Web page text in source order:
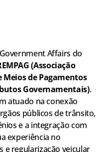
Affairs do
(Associação
Meios de Pagamentos
Governamentais).
atuado na conexão
públicos de trânsito,
e a integração com
experiência no
e regularização veicular